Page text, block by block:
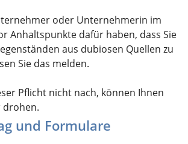
oder Unternehmerin im
Anhaltspunkte dafür haben, dass Sie
aus dubiosen Quellen zu
Sie das melden.
Pflicht nicht nach, können Ihnen
drohen.
und Formulare